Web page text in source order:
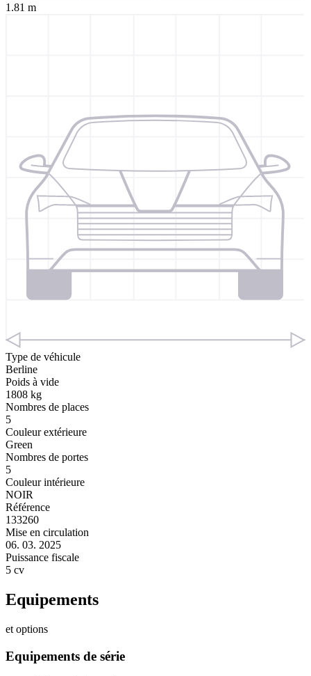
1.81 m
Type de véhicule
Berline
Poids à vide
1808 kg
Nombres de places
5
Couleur extérieure
Green
Nombres de portes
5
Couleur intérieure
NOIR
Référence
133260
Mise en circulation
06. 03. 2025
Puissance fiscale
5 cv
Equipements
et options
Equipements de série